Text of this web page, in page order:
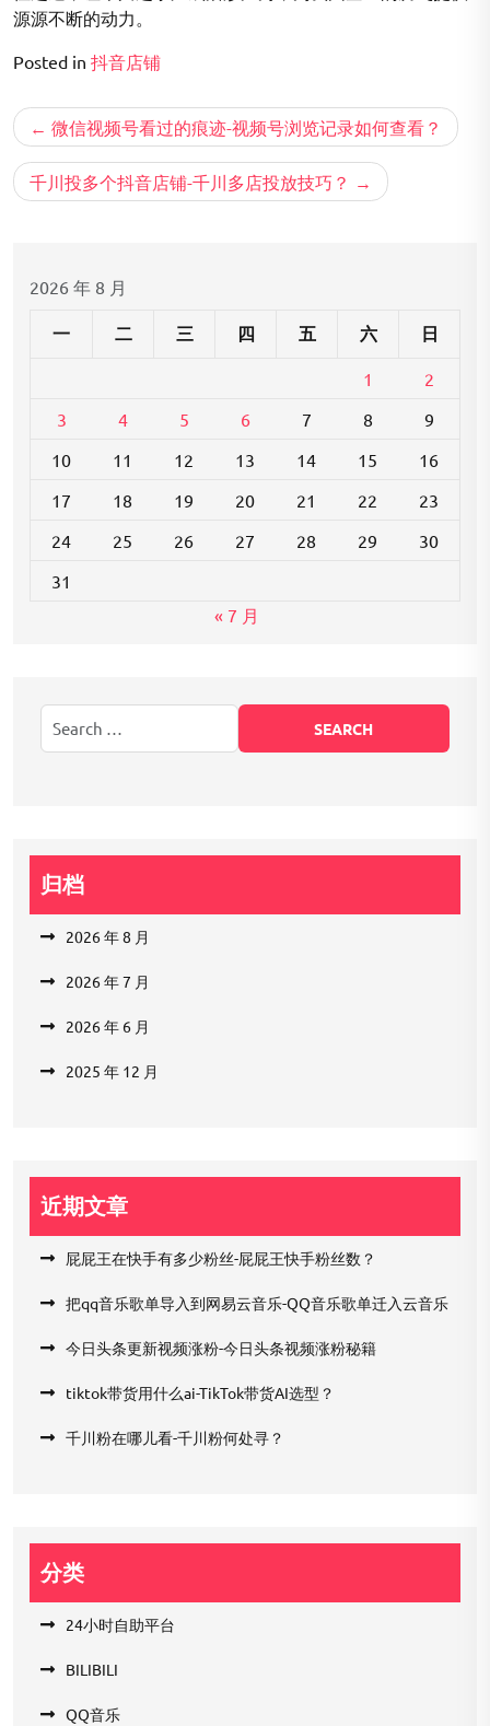
源源不断的动力。
Posted in 抖音店铺
文
章
导
微信视频号看过的痕迹-视频号浏览记录如何查看？
千川投多个抖音店铺-千川多店投放技巧？
2026 年 8 月
一 二 三 四 五 六 日
1
2
3
4 5 6 7 8
9
10
11 12 13 14 15
16
17
18 19 20 21 22
23
24
25 26 27 28 29
30
31
« 7 月
归档
2026 年 8 月
2026 年 7 月
2026 年 6 月
2025 年 12 月
近期文章
屁屁王在快手有多少粉丝-屁屁王快手粉丝数？
把qq音乐歌单导入到网易云音乐-QQ音乐歌单迁入云音乐
今日头条更新视频涨粉-今日头条视频涨粉秘籍
tiktok带货用什么ai-TikTok带货AI选型？
千川粉在哪儿看-千川粉何处寻？
分类
24小时自助平台
BILIBILI
QQ音乐